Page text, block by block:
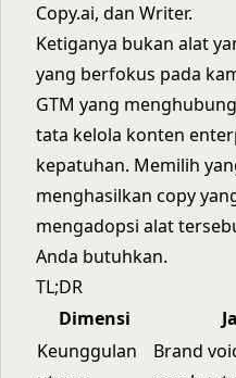
Copy.ai, dan Writer.
Ketiganya bukan alat
yang berfokus pada
GTM yang
tata kelola konten
kepatuhan. Memilih
menghasilkan copy
mengadopsi alat
Anda butuhkan.
TL;DR
Dimensi
Keunggulan
Brand